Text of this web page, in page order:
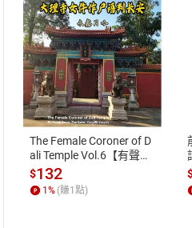
付款方式
ATM轉帳、信用卡、LINE
The Female Coroner of D
ali Temple Vol.6【有聲
書】
$132
1 % (賺1 點)